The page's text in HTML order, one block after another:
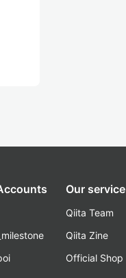
Our service
Qiita Team
Qiita Zine
Official Shop